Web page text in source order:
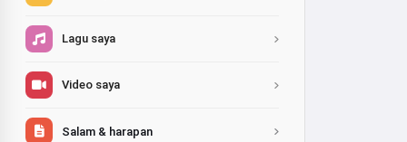
Lagu saya
Video saya
Salam & harapan